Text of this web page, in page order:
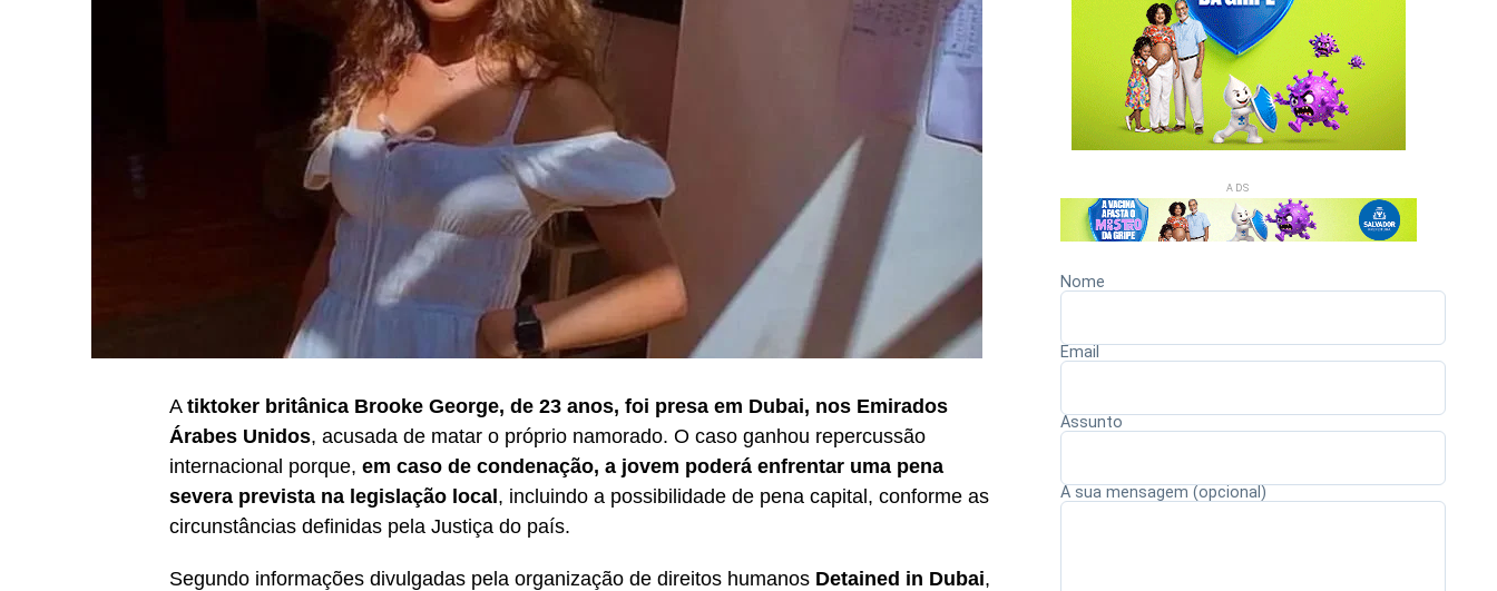
A tiktoker britânica Brooke George, de 23 anos, foi presa em Dubai, nos Emirados
Árabes Unidos, acusada de matar o próprio namorado. O caso ganhou repercussão
internacional porque, em caso de condenação, a jovem poderá enfrentar uma pena
severa prevista na legislação local, incluindo a possibilidade de pena capital, conforme as
circunstâncias definidas pela Justiça do país.
Segundo informações divulgadas pela organização de direitos humanos Detained in Dubai,
ADS
Nome
Email
Assunto
A sua mensagem (opcional)